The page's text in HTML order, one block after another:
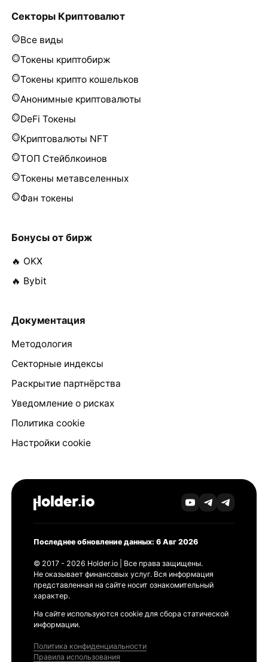
Секторы Криптовалют
Все виды
Токены криптобирж
Токены крипто кошельков
Анонимные криптовалюты
DeFi Токены
Криптовалюты NFT
ТОП Стейблкоинов
Токены метавселенных
Фан токены
Бонусы от бирж
🔥 OKX
🔥 Bybit
Документация
Методология
Секторные индексы
Раскрытие партнёрства
Уведомление о рисках
Политика cookie
Настройки cookie
Последнее обновление данных: 6 Авг 2026
© 2017 - 2026 Holder.io | Все права защищены.
Не оказывает финансовых услуг. Вся информация
представленная на сайте носит ознакомительный
характер.
На сайте используются cookie для сбора статической
информации.
Политика конфиденциальности
Правила использования